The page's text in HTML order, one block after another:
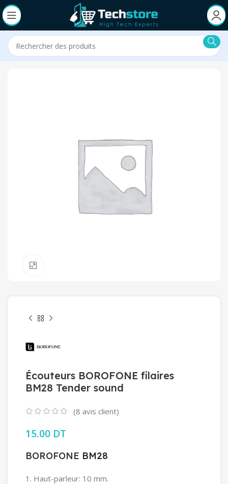
Écouteurs BOROFONE filaires
BM28 Tender sound
(8 avis client)
15.00 DT
BOROFONE BM28
1. Haut-parleur: 10 mm.